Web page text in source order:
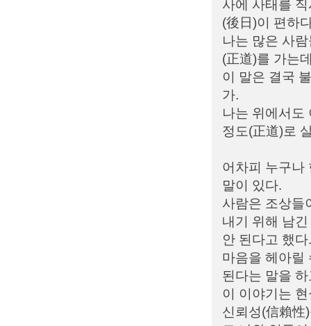
사에 사태를
(後日)이 편하
나는 많은 사
(正道)를 가는
이 말은 결국
가.
나는 위에서도
정도(正道)로
어차피 누구나
말이 있다.
사람은 조상들
내기 위해 남
안 된다고 했
마음을 헤아릴
된다는 말을
이 이야기는
신뢰성(信賴性